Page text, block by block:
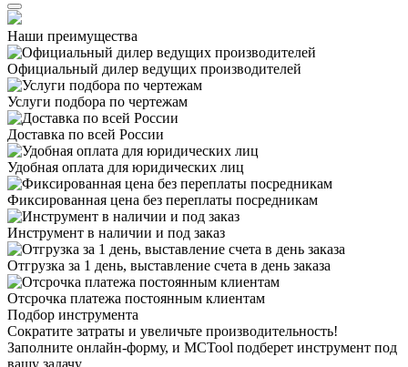
Наши преимущества
Официальный дилер ведущих производителей
Услуги подбора по чертежам
Доставка по всей России
Удобная оплата для юридических лиц
Фиксированная цена без переплаты посредникам
Инструмент в наличии и под заказ
Отгрузка за 1 день, выставление счета в день заказа
Отсрочка платежа постоянным клиентам
Подбор инструмента
Сократите затраты и увеличьте производительность!
Заполните онлайн-форму, и MCTool подберет инструмент под